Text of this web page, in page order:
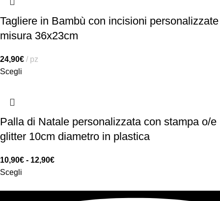
Tagliere in Bambù con incisioni personalizzate
misura 36x23cm
24,90€
pz
Scegli
Palla di Natale personalizzata con stampa o/e
glitter 10cm diametro in plastica
10,90€ - 12,90€
Scegli